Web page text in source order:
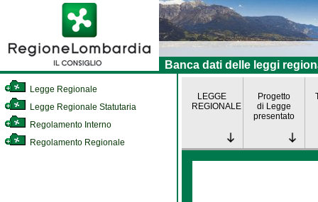
Banca dati delle leggi
Legge Regionale
Legge Regionale Statutaria
Regolamento Interno
Regolamento Regionale
LEGGE
REGIONALE
Progetto
di Legge
presentato